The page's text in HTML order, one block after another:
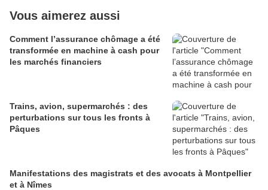
Vous aimerez aussi
Comment l’assurance chômage a été
transformée en machine à cash pour
les marchés financiers
Trains, avion, supermarchés : des
perturbations sur tous les fronts à
Pâques
Manifestations des magistrats et des avocats à Montpellier
et à Nîmes